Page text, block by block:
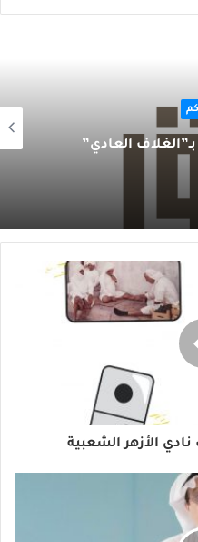
العادي”
الأزهر الشعبية